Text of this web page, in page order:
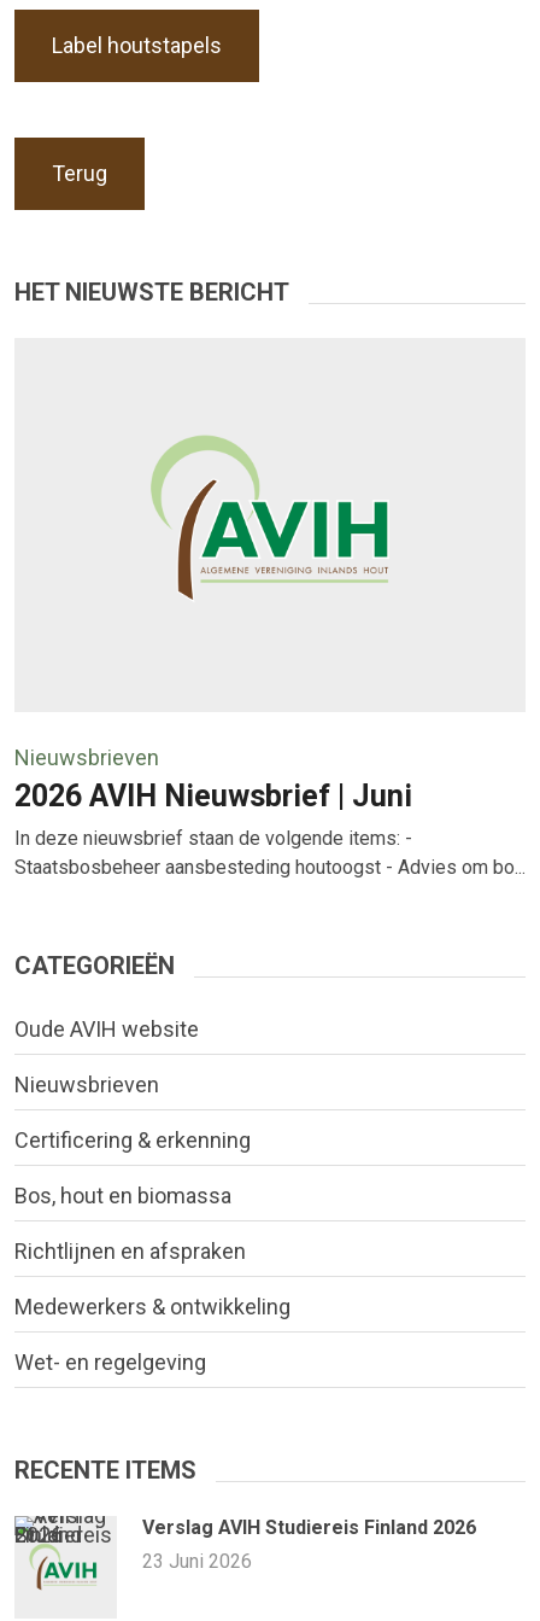
Label houtstapels
Terug
HET NIEUWSTE BERICHT
Nieuwsbrieven
2026 AVIH Nieuwsbrief | Juni
In deze nieuwsbrief staan de volgende items: -
Staatsbosbeheer aansbesteding houtoogst - Advies om bo...
CATEGORIEËN
Oude AVIH website
Nieuwsbrieven
Certificering & erkenning
Bos, hout en biomassa
Richtlijnen en afspraken
Medewerkers & ontwikkeling
Wet- en regelgeving
RECENTE ITEMS
Verslag AVIH Studiereis Finland 2026
23 Juni 2026